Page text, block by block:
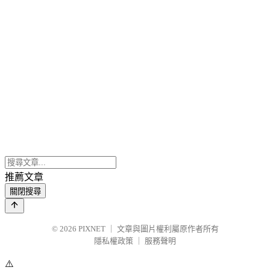
推薦文章
關閉搜尋
© 2026 PIXNET
文章與圖片權利屬原作者所有
隱私權政策
服務聲明
⚠️